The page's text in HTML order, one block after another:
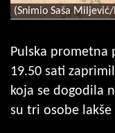
(Snimio Saša Miljević/
Pulska prometna
19.50 sati
koja se dogodila
su tri osobe